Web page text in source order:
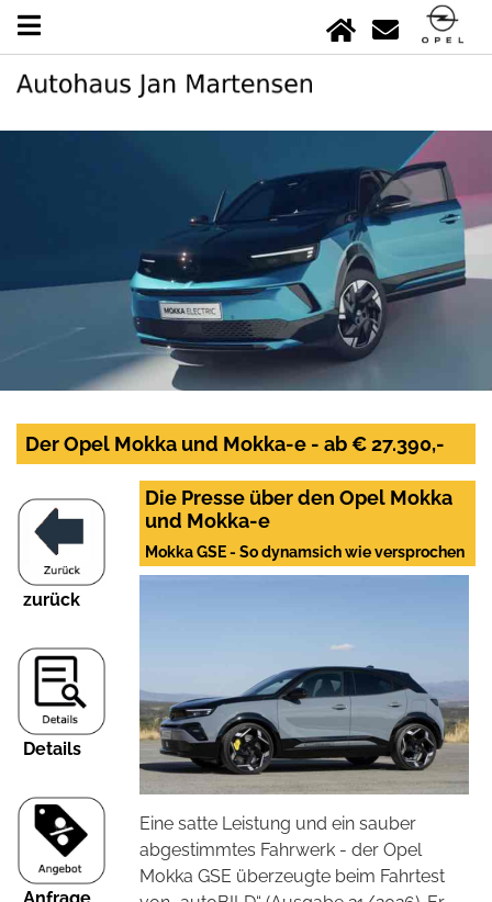
Der Opel Mokka und Mokka-e - ab € 27.390,-
zurück
Details
Anfrage
Die Presse über den Opel Mokka
und Mokka-e
Mokka GSE - So dynamsich wie versprochen
Eine satte Leistung und ein sauber
abgestimmtes Fahrwerk - der Opel
Mokka GSE überzeugte beim Fahrtest